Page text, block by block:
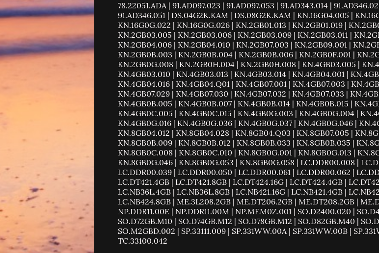
78.22051.ADA | 91.AD097.023 | 91.AD097.053 | 91.AD343.014 |
91.AD346.051 | DS.04G2K.KAM | DS.08G2K.KAM | KN.16G04.005 |
KN.16G0G.022 | KN.16G0G.026 | KN.2GB01.013 | KN.2GB01.019 |
KN.2GB03.005 | KN.2GB03.006 | KN.2GB03.009 | KN.2GB03.011 |
KN.2GB04.006 | KN.2GB04.010 | KN.2GB07.003 | KN.2GB09.001 |
KN.2GB0B.003 | KN.2GB0B.004 | KN.2GB0B.006 | KN.2GB0F.001 |
KN.2GB0G.008 | KN.2GB0H.004 | KN.2GB0H.008 | KN.4GB03.005 |
KN.4GB03.010 | KN.4GB03.013 | KN.4GB03.014 | KN.4GB04.001 |
KN.4GB04.016 | KN.4GB04.Q01 | KN.4GB07.001 | KN.4GB07.003 |
KN.4GB07.029 | KN.4GB07.030 | KN.4GB07.032 | KN.4GB07.033 |
KN.4GB0B.005 | KN.4GB0B.007 | KN.4GB0B.014 | KN.4GB0B.015 |
KN.4GB0C.005 | KN.4GB0C.015 | KN.4GB0G.003 | KN.4GB0G.004 |
KN.4GB0G.016 | KN.4GB0G.036 | KN.4GB0G.037 | KN.4GB0G.046 |
KN.8GB04.012 | KN.8GB04.028 | KN.8GB04.Q03 | KN.8GB07.005 |
KN.8GB0B.009 | KN.8GB0B.012 | KN.8GB0B.033 | KN.8GB0B.035 |
KN.8GB0C.008 | KN.8GB0C.010 | KN.8GB0G.001 | KN.8GB0G.013 |
KN.8GB0G.046 | KN.8GB0G.053 | KN.8GB0G.058 | LC.DDR00.008 |
LC.DDR00.039 | LC.DDR00.050 | LC.DDR00.061 | LC.DDR00.062 |
LC.DT421.4GB | LC.DT421.8GB | LC.DT424.16G | LC.DT424.4GB |
LC.NB36L.4GB | LC.NB36L.8GB | LC.NB421.16G | LC.NB421.4GB |
LC.NB424.8GB | ME.3L208.2GB | ME.DT206.2GB | ME.DT208.2GB |
NP.DDR11.00E | NP.DDR11.00M | NP.MEM0Z.001 | SO.D2400.020 |
SO.D72GB.M10 | SO.D74GB.M12 | SO.D78GB.M12 | SO.D82GB.M40 |
SO.M2GBD.002 | SP.33111.009 | SP.331WW.00A | SP.331WW.00B |
TC.33100.042